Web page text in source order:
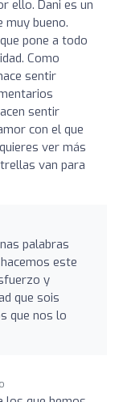
ello. Dani es un
muy bueno.
pone a todo
Como
sentir
sentir
con el que
ver más
van para
palabras
este
y
que sois
que nos lo